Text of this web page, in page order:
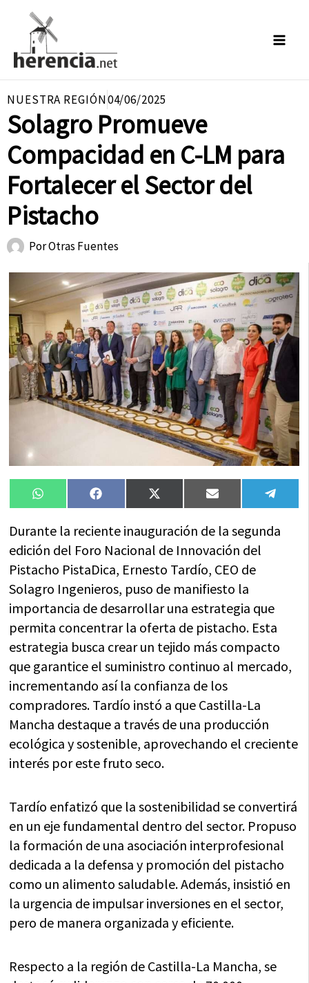
contenido
NUESTRA REGIÓN04/06/2025
Solagro Promueve
Compacidad en C-LM para
Fortalecer el Sector del
Pistacho
PorOtras Fuentes
Compartir
en
WhatsAppCompartir
en
FacebookCompartir
en
X
(Twitter)
Compartir
en
Email
en
Durante la reciente inauguración de la segunda
edición del Foro Nacional de Innovación del
Pistacho PistaDica, Ernesto Tardío, CEO de
Solagro Ingenieros, puso de manifiesto la
importancia de desarrollar una estrategia que
permita concentrar la oferta de pistacho. Esta
estrategia busca crear un tejido más compacto
que garantice el suministro continuo al mercado,
incrementando así la confianza de los
compradores. Tardío instó a que Castilla-La
Mancha destaque a través de una producción
ecológica y sostenible, aprovechando el creciente
interés por este fruto seco.
Tardío enfatizó que la sostenibilidad se convertirá
en un eje fundamental dentro del sector. Propuso
la formación de una asociación interprofesional
dedicada a la defensa y promoción del pistacho
como un alimento saludable. Además, insistió en
la urgencia de impulsar inversiones en el sector,
pero de manera organizada y eficiente.
Respecto a la región de Castilla-La Mancha, se